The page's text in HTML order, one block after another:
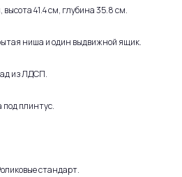
41.4 см, глубина 35.8 см.
ниша и один выдвижной ящик.
из ЛДСП.
под плинтус.
стандарт.